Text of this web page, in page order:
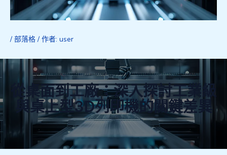
/ 部落格/ 作者: user
從桌面到工廠：深入探討工業級
與桌上型3D列印機的關鍵差異